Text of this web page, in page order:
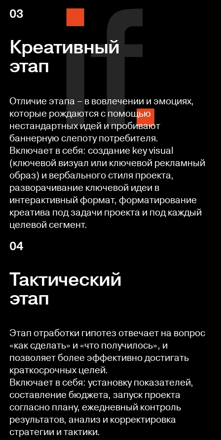
03
Креативный
этап
Отличие этапа – в вовлечении и эмоциях,
которые рождаются с помощью
нестандартных идей и пробивают
баннерную слепоту потребителя.
Включает в себя: создание key visual
(ключевой визуал или ключевой рекламный
образ) и вербального стиля проекта,
разворачивание ключевой идеи в
интерактивный формат, форматирование
креатива под задачи проекта и под каждый
целевой сегмент.
04
Тактический
этап
Этап отработки гипотез отвечает на вопрос
«как сделать» и «что получилось», и
позволяет более эффективно достигать
краткосрочных целей.
Включает в себя: установку показателей,
составление бюджета, запуск проекта
согласно плану, ежедневный контроль
результатов, анализ и корректировка
стратегии и тактики.